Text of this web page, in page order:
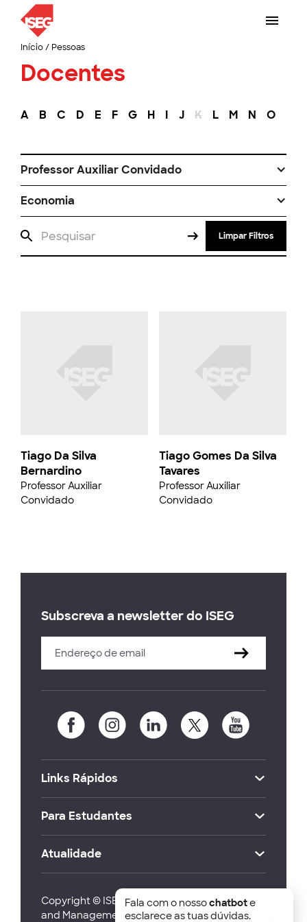
Início/ Pessoas
Docentes
A B C D E F G H I J K L M N O
Professor Auxiliar Convidado
Economia
Limpar Filtros
Tiago Da Silva
Bernardino
Professor Auxiliar
Convidado
Tiago Gomes Da Silva
Tavares
Professor Auxiliar
Convidado
Subscreva a newsletter do ISEG
Links Rápidos
Para Estudantes
Atualidade
Copyright © ISEG Lisbon School of Economics
and Management 2026
Fala com o nossochatbote
esclarece as tuas dúvidas.